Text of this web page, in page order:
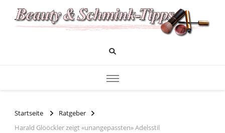
Beauty und Schminktipps
Startseite
Ratgeber
Harald Glööckler zeigt «unangepassten» Adelsstil